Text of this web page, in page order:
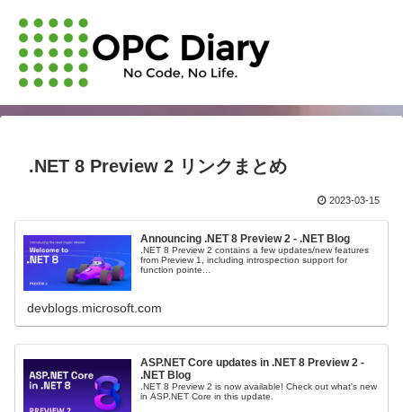
.NET 8 Preview 2 リンクまとめ
2023-03-15
Announcing .NET 8 Preview 2 - .NET Blog
.NET 8 Preview 2 contains a few updates/new features
from Preview 1, including introspection support for
function pointe...
devblogs.microsoft.com
ASP.NET Core updates in .NET 8 Preview 2 -
.NET Blog
.NET 8 Preview 2 is now available! Check out what's new
in ASP.NET Core in this update.